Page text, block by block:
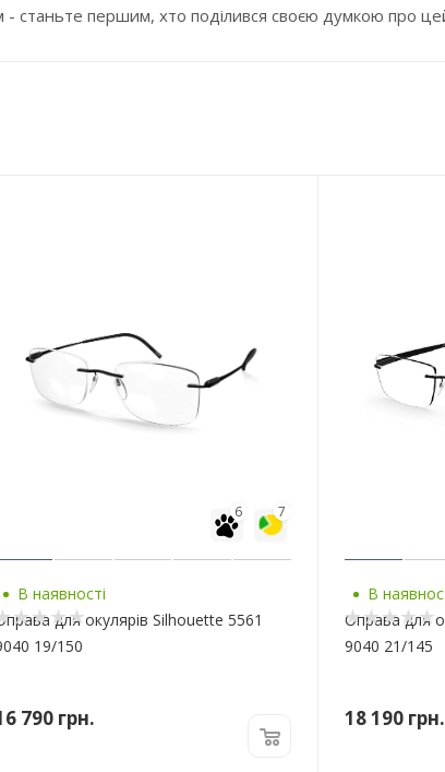
станьте першим, хто поділився своєю думкою про
7
6
В наявності
для окулярів Silhouette 5561
19/150
790 грн.
В
Оправа для
9040 21/145
18 190 грн.